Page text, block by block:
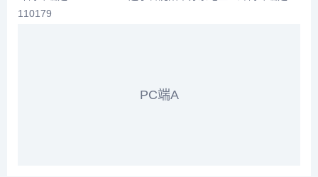
110179
PC端A